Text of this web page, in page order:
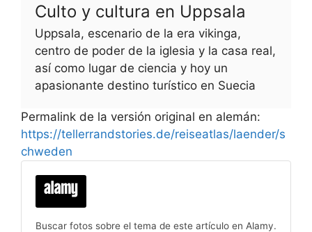
Culto y cultura en Uppsala
Uppsala, escenario de la era vikinga,
centro de poder de la iglesia y la casa real,
así como lugar de ciencia y hoy un
apasionante destino turístico en Suecia
Permalink de la versión original en alemán:
https://tellerrandstories.de/reiseatlas/laender/s
chweden
Buscar fotos sobre el tema de este artículo en Alamy.